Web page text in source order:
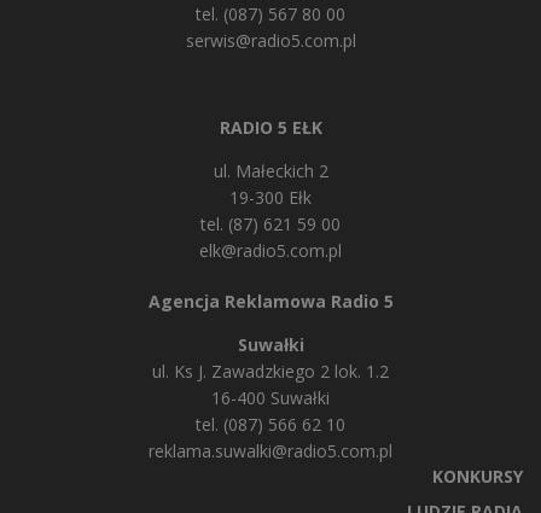
tel. (087) 567 80 00
serwis@radio5.com.pl
RADIO 5 EŁK
ul. Małeckich 2
19-300 Ełk
tel. (87) 621 59 00
elk@radio5.com.pl
Agencja Reklamowa Radio 5
Suwałki
ul. Ks J. Zawadzkiego 2 lok. 1.2
16-400 Suwałki
tel. (087) 566 62 10
reklama.suwalki@radio5.com.pl
KONKURSY